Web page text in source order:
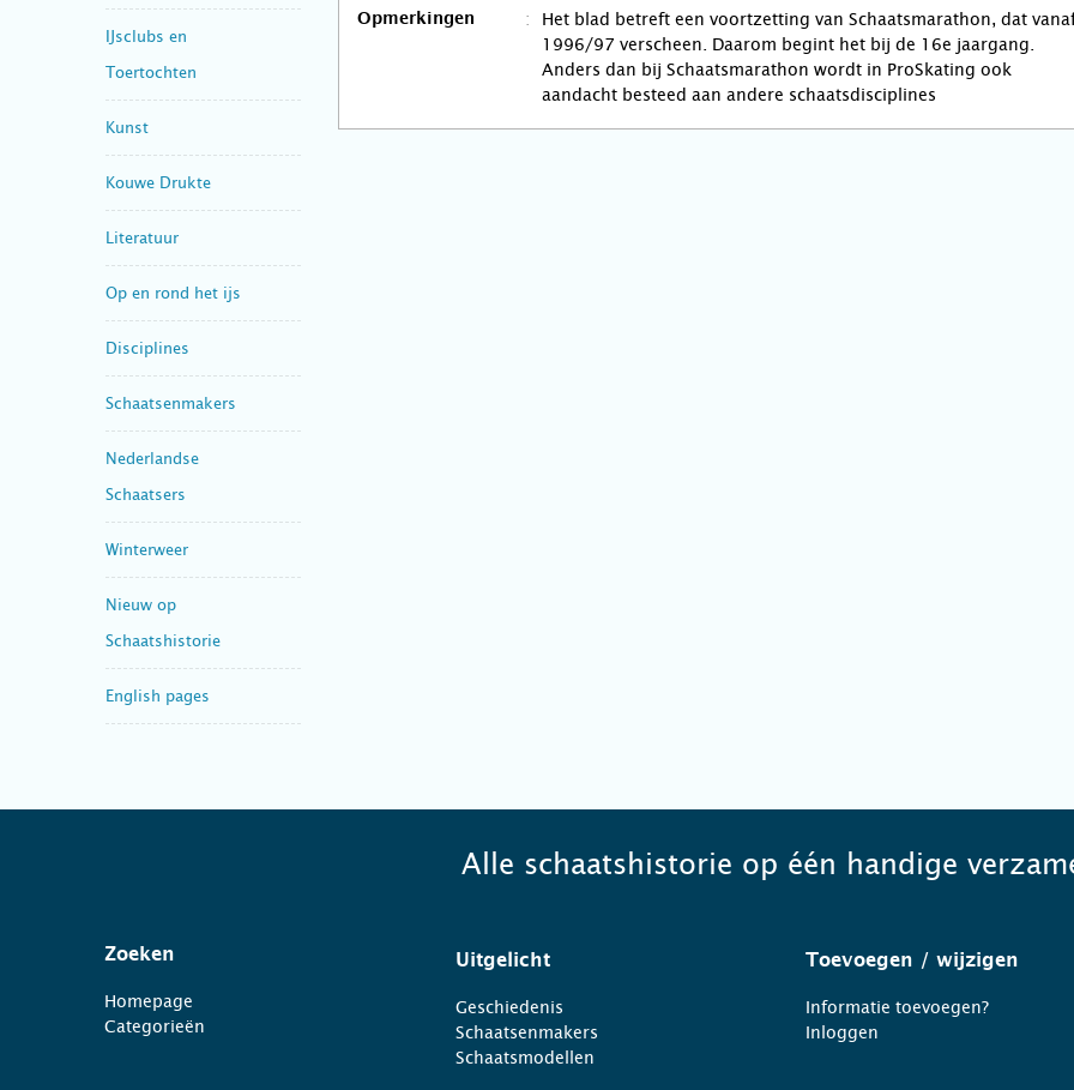
IJsclubs en
Toertochten
Kunst
Kouwe Drukte
Literatuur
Op en rond het ijs
Disciplines
Schaatsenmakers
Nederlandse
Schaatsers
Winterweer
Nieuw op
Schaatshistorie
English pages
Opmerkingen
Het blad betreft een voortzetting van Schaatsmarathon, dat
1996/97 verscheen. Daarom begint het bij de 16e jaargang.
Anders dan bij Schaatsmarathon wordt in ProSkating ook
aandacht besteed aan andere schaatsdisciplines
Alle schaatshistorie op één handige
Zoeken
Homepage
Categorieën
Uitgelicht
Geschiedenis
Schaatsenmakers
Schaatsmodellen
Toevoegen / wijzigen
Informatie toevoegen?
Inloggen